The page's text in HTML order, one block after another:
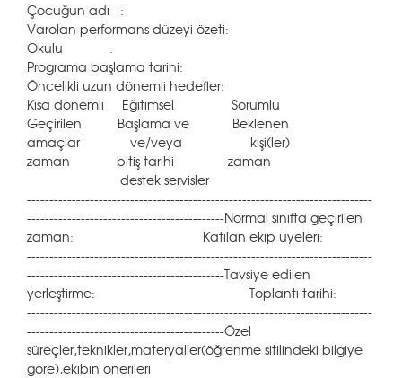
Çocuğun adı :
Varolan performans düzeyi özeti:
Okulu :
Programa başlama tarihi:
Öncelikli uzun dönemli hedefler:
Kısa dönemli Eğitimsel Sorumlu
Geçirilen Başlama ve Beklenen
amaçlar ve/veya kişi(ler)
zaman bitiş tarihi zaman
destek servisler
-----------------------------------------------------------------------------
--------------------------------------------Normal sınıfta geçirilen
zaman: Katılan ekip üyeleri:
-----------------------------------------------------------------------------
--------------------------------------------Tavsiye edilen
yerleştirme: Toplantı tarihi:
-----------------------------------------------------------------------------
--------------------------------------------Özel
süreçler,teknikler,materyaller(öğrenme sitilindeki bilgiye
göre),ekibin önerileri